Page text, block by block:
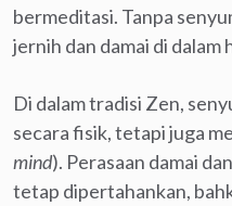
bermeditasi. Tanpa
jernih dan damai di dalam
Di dalam tradisi Zen,
secara fisik, tetapi juga
mind). Perasaan damai
tetap dipertahankan,